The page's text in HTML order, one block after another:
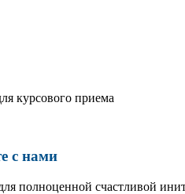
курсового приема
с нами
полноценной счастливой